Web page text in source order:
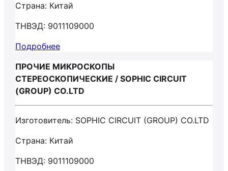
Страна: Китай
ТНВЭД: 9011109000
Подробнее
ПРОЧИЕ МИКРОСКОПЫ
СТЕРЕОСКОПИЧЕСКИЕ / SOPHIC CIRCUIT
(GROUP) CO.LTD
Изготовитель: SOPHIC CIRCUIT (GROUP) CO.LTD
Страна: Китай
ТНВЭД: 9011109000